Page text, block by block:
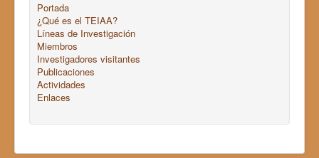
Portada
¿Qué es el TEIAA?
Líneas de Investigación
Miembros
Investigadores visitantes
Publicaciones
Actividades
Enlaces